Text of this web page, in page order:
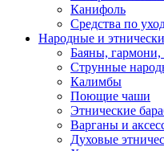
Канифоль
Средства по
Народные и
Баяны, гармони,
Струнные
Калимбы
Поющие чаши
Этнические
Варганы и
Духовые